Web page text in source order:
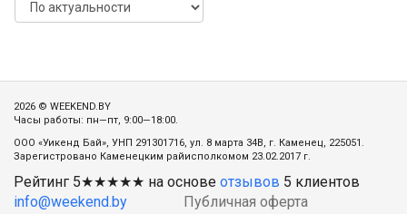
2026 © WEEKEND.BY
Часы работы: пн—пт, 9:00—18:00.
ООО «Уикенд Бай», УНП 291301716, ул. 8 марта 34В, г. Каменец, 225051.
Зарегистровано Каменецким райисполкомом 23.02.2017 г.
Рейтинг 5★★★★★ на основе отзывов 5 клиентов
info@weekend.by
Публичная оферта